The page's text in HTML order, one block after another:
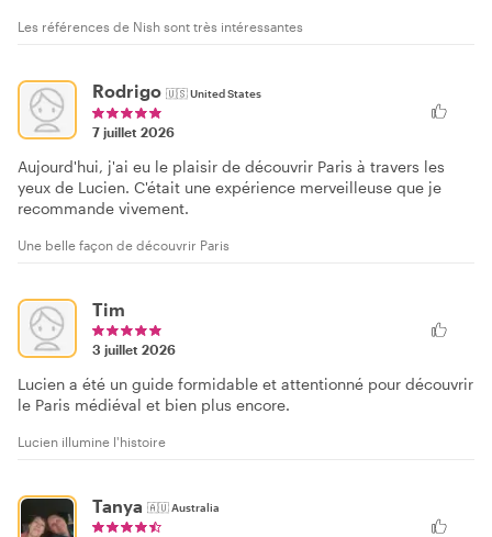
Les références de Nish sont très intéressantes
Rodrigo 🇺🇸United States
7 juillet 2026
Aujourd'hui, j'ai eu le plaisir de découvrir Paris à travers les
yeux de Lucien. C'était une expérience merveilleuse que je
recommande vivement.
Une belle façon de découvrir Paris
Tim
3 juillet 2026
Lucien a été un guide formidable et attentionné pour découvrir
le Paris médiéval et bien plus encore.
Lucien illumine l'histoire
Tanya 🇦🇺Australia